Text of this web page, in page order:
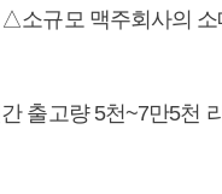
소규모 맥주회사의
출고량 5천~7만5천